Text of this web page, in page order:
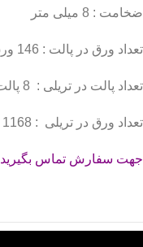
ضخامت : 8 میلی متر
تعداد ورق در پالت : 146 ورق
تعداد پالت در تریلی : 8 پالت
تعداد ورق در تریلی : 1168 ورق
جهت سفارش تماس بگیرید